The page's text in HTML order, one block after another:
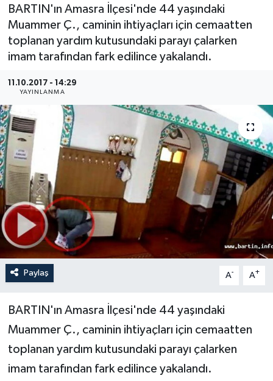
BARTIN'ın Amasra İlçesi'nde 44 yaşındaki
Muammer Ç., caminin ihtiyaçları için cemaatten
toplanan yardım kutusundaki parayı çalarken
imam tarafından fark edilince yakalandı.
11.10.2017 - 14:29
YAYINLANMA
Paylaş A- A+
BARTIN'ın Amasra İlçesi'nde 44 yaşındaki
Muammer Ç., caminin ihtiyaçları için cemaatten
toplanan yardım kutusundaki parayı çalarken
imam tarafından fark edilince yakalandı.
Medya
Sağlık
Sinema
Sivil Toplum
Siyaset
Spor
Tarım
Turizm
Yaşam
Yerel Yönetimler
DÜNYA
YEREL